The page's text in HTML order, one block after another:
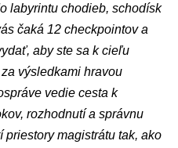
labyrintu chodieb, schodísk
čaká 12 checkpointov a
aby ste sa k cieľu
výsledkami hravou
vedie cesta k
rozhodnutí a správnu
priestory magistrátu tak, ako